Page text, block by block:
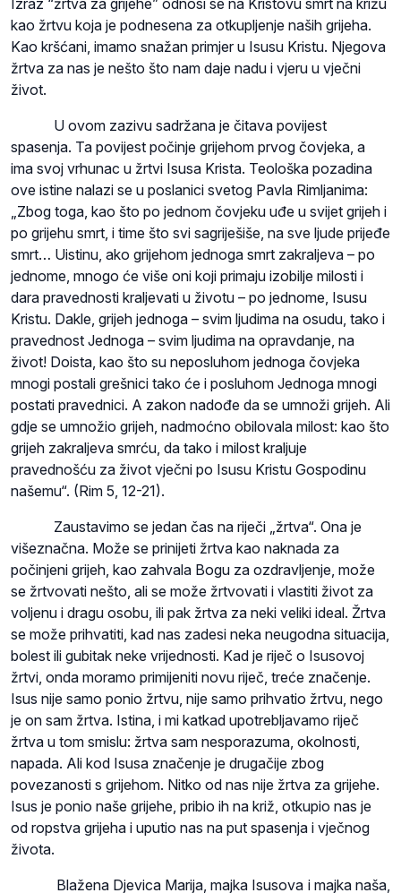
kao žrtvu koja je podnesena za otkupljenje naših grijeha.
Kao kršćani, imamo snažan primjer u Isusu Kristu. Njegova
žrtva za nas je nešto što nam daje nadu i vjeru u vječni
život.
U ovom zazivu sadržana je čitava povijest
spasenja. Ta povijest počinje grijehom prvog čovjeka, a
ima svoj vrhunac u žrtvi Isusa Krista. Teološka pozadina
ove istine nalazi se u poslanici svetog Pavla Rimljanima:
„Zbog toga, kao što po jednom čovjeku uđe u svijet grijeh i
po grijehu smrt, i time što svi sagriješiše, na sve ljude prijeđe
smrt… Uistinu, ako grijehom jednoga smrt zakraljeva – po
jednome, mnogo će više oni koji primaju izobilje milosti i
dara pravednosti kraljevati u životu – po jednome, Isusu
Kristu. Dakle, grijeh jednoga – svim ljudima na osudu, tako i
pravednost Jednoga – svim ljudima na opravdanje, na
život! Doista, kao što su neposluhom jednoga čovjeka
mnogi postali grešnici tako će i posluhom Jednoga mnogi
postati pravednici. A zakon nadođe da se umnoži grijeh. Ali
gdje se umnožio grijeh, nadmoćno obilovala milost: kao što
grijeh zakraljeva smrću, da tako i milost kraljuje
pravednošću za život vječni po Isusu Kristu Gospodinu
našemu“. (Rim 5, 12-21).
Zaustavimo se jedan čas na riječi „žrtva“. Ona je
višeznačna. Može se prinijeti žrtva kao naknada za
počinjeni grijeh, kao zahvala Bogu za ozdravljenje, može
se žrtvovati nešto, ali se može žrtvovati i vlastiti život za
voljenu i dragu osobu, ili pak žrtva za neki veliki ideal. Žrtva
se može prihvatiti, kad nas zadesi neka neugodna situacija,
bolest ili gubitak neke vrijednosti. Kad je riječ o Isusovoj
žrtvi, onda moramo primijeniti novu riječ, treće značenje.
Isus nije samo ponio žrtvu, nije samo prihvatio žrtvu, nego
je on sam žrtva. Istina, i mi katkad upotrebljavamo riječ
žrtva u tom smislu: žrtva sam nesporazuma, okolnosti,
napada. Ali kod Isusa značenje je drugačije zbog
povezanosti s grijehom. Nitko od nas nije žrtva za grijehe.
Isus je ponio naše grijehe, pribio ih na križ, otkupio nas je
od ropstva grijeha i uputio nas na put spasenja i vječnog
života.
Blažena Djevica Marija, majka Isusova i majka naša,